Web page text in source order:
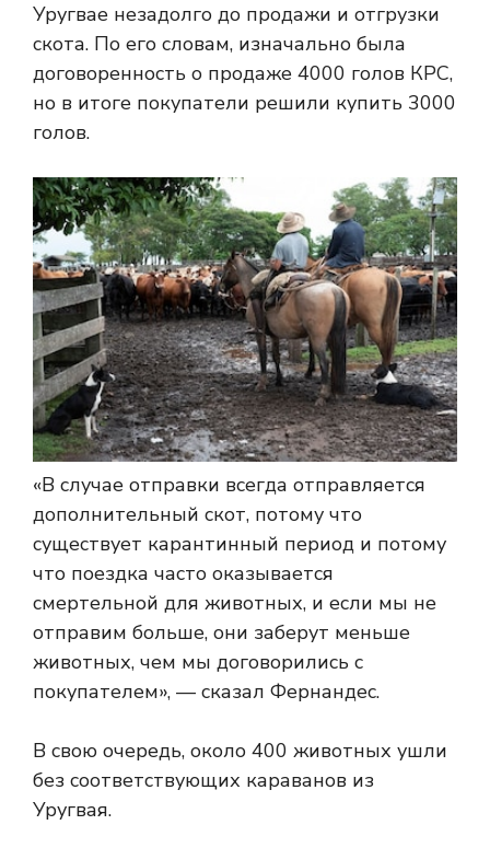
Уругвае незадолго до продажи и отгрузки
скота. По его словам, изначально была
договоренность о продаже 4000 голов КРС,
но в итоге покупатели решили купить 3000
голов.
«В случае отправки всегда отправляется
дополнительный скот, потому что
существует карантинный период и потому
что поездка часто оказывается
смертельной для животных, и если мы не
отправим больше, они заберут меньше
животных, чем мы договорились с
покупателем», — сказал Фернандес.
В свою очередь, около 400 животных ушли
без соответствующих караванов из
Уругвая.